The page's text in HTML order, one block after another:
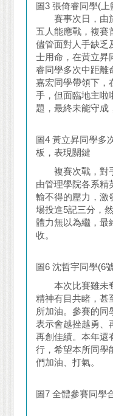
圖3 張倚睿同學(
賽事次日，由於
五人能應戰，複賽
儘管面對人手缺乏
士用命，在黃立昇
睿同學多次中距離
嘉宏同學帶領下，
手，但面臨地主啦
題，最終未能守成
圖4 黃立昇同學多
板，表現關鍵
複賽次戰，對手
由管理學院各系精
輸不得的壓力，激
場投進5記三分，
體力無以為繼，最
收。
圖6 沈哲宇同學(6
本次比賽雖未奪
精神有目共睹，甚
所加油。參賽的同
表示會越挫越勇、
再創佳績。本年還
行，希望本所同學
們加油、打氣。
圖7 全體參賽同學